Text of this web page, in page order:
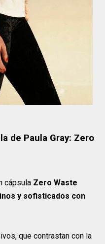
de Paula Gray: Zero
cápsula Zero Waste
y sofisticados con
que contrastan con la